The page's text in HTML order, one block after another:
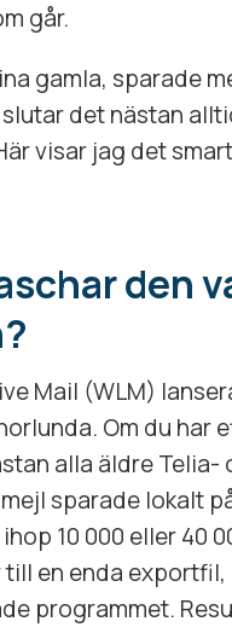
går.
gamla, sparade
det nästan
visar jag det
den
Mail (WLM)
Om du har
alla äldre Telia-
sparade lokalt
10 000 eller 40
en enda
programmet.